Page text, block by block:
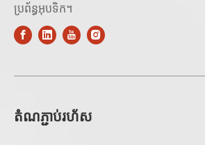
ប្រព័ន្ធអុបទិក។
តំណភ្ជាប់រហ័ស